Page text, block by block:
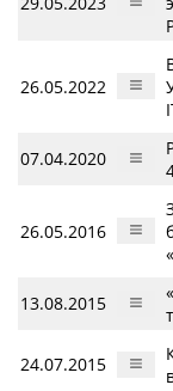
26.05.2022
07.04.2020
26.05.2016
13.08.2015
24.07.2015